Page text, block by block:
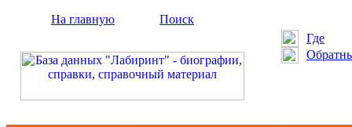
На главную
Поиск
Где